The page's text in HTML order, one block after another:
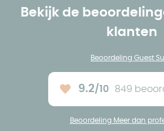
Bekijk de
klanten
Beoordeling Guest
Ons gemiddelde :
9.2/10 849
Beoordeling Meer dan